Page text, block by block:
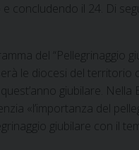
e concludendo il 24. Di
del “Pellegrinaggio
le diocesi del
giubilare. Nella
«l’importanza del
giubilare con il